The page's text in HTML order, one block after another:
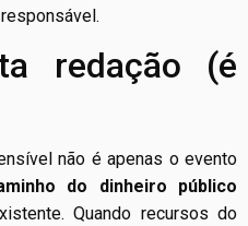
redação (é
não é apenas o evento
do dinheiro público
Quando recursos do